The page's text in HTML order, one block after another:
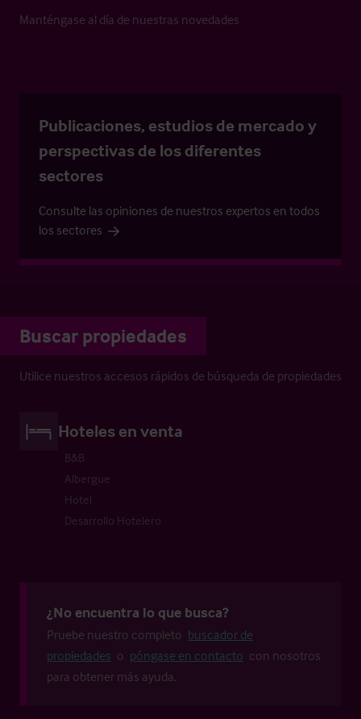
Manténgase al día de nuestras novedades
Publicaciones, estudios de mercado y
perspectivas de los diferentes
sectores
Consulte las opiniones de nuestros expertos en todos
los sectores
Buscar propiedades
Utilice nuestros accesos rápidos de búsqueda de propiedades
Hoteles en venta
B&B
Albergue
Hotel
Desarrollo Hotelero
¿No encuentra lo que busca?
Pruebe nuestro completo buscador de
propiedades o póngase en contacto con nosotros
para obtener más ayuda.